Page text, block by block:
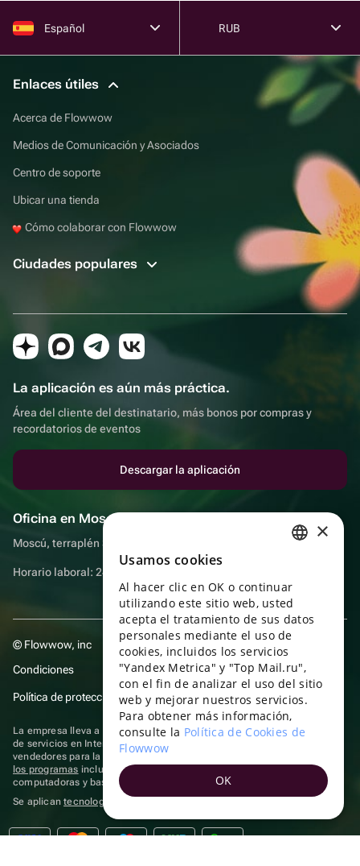
Español RUB
Enlaces útiles
Acerca de Flowwow
Medios de Comunicación y Asociados
Centro de soporte
Ubicar una tienda
Cómo colaborar con Flowwow
Ciudades populares
La aplicación es aún más práctica.
Área del cliente del destinatario, más bonos por compras y
recordatorios de eventos
Descargar la aplicación
Oficina en Moscú
Moscú, terraplén Sadovnicheskaya, 9, sala 2/3
Horario laboral: 24 horas
© Flowwow, inc
Condiciones
Política de protección y privacidad de datos
La empresa lleva a cabo su actividad en el ámbito de las TI: prestación
de servicios en Internet para la publicación de ofertas (anuncios) de
vendedores para la venta de artículos. Acceder a la
los programas incluidos en el registro de programas rusos para
computadoras y bases de datos.
Se aplicantecnologías de recomendación
ENGLISH
UKRAINIAN
PORTUGUESE
SPANISH
HUNGARIAN
ITALIAN
POLISH
×
Usamos cookies
Al hacer clic en OK o continuar
utilizando este sitio web, usted
acepta el tratamiento de sus datos
personales mediante el uso de
cookies, incluidos los servicios
"Yandex Metrica" y "Top Mail.ru",
con el fin de analizar el uso del sitio
web y mejorar nuestros servicios.
Para obtener más información,
consulte la Política de Cookies de
Flowwow
OK